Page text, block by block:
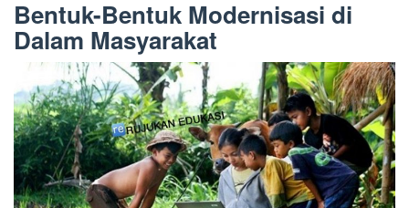
Bentuk-Bentuk Modernisasi di
Dalam Masyarakat